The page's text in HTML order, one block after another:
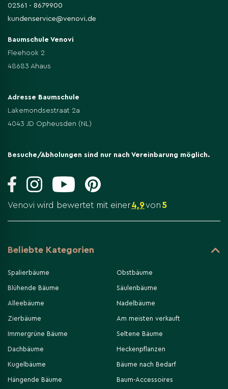
02561 - 8679900
kundenservice@venovi.de
Baumschule Venovi
Fleehook 2
48683 Ahaus
Adresse Baumschule
Lakemondsestraat 2a
4043 JD Opheusden (NL)
Besuche/Abholungen sind nur nach Vereinbarung möglich.
Venovi wird bewertet mit einer4,9von 5
Beliebte Kategorien
Spalierbäume
Blühende Bäume
Alleebäume
Zierbäume
Immergrüne Bäume
Dachbäume
Kugelbäume
Hängende Bäume
Obstbäume
Säulenbäume
Nadelbäume
Am meisten verkauft
Seltene Bäume
Heckenpflanzen
Bäume nach Bedarf
Baum-Accessoires